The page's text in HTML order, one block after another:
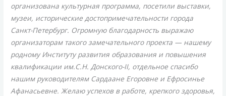
организована культурная программа, посетили выставки,
музеи, исторические достопримечательности города
Санкт-Петербург. Огромную благодарность выражаю
организаторам такого замечательного проекта — нашему
родному Институту развития образования и повышения
квалификации им.С.Н. Донского-II, отдельное спасибо
нашим руководителям Сардаане Егоровне и Ефросинье
Афанасьевне. Желаю успехов в работе, крепкого здоровья,